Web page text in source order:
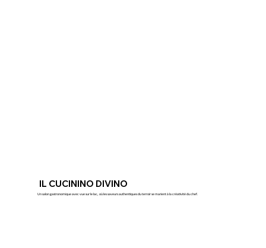
IL CUCININO DIVINO
Un salon gastronomique avec vue sur le lac, où les saveurs authentiques du terroir se marient à la créativité du chef.